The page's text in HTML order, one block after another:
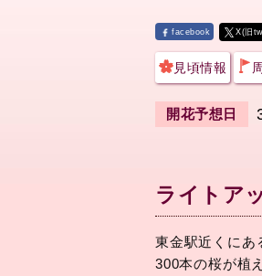
facebook X(旧
見頃情報
開花予想日
ライトア
東金駅近くにあ
300本の桜が植